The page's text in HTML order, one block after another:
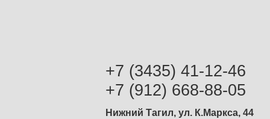
+7 (3435) 41-12-46
+7 (912) 668-88-05
Нижний Тагил, ул. К.Маркса, 44